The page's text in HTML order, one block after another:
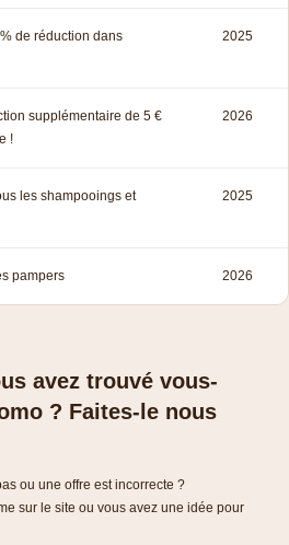
de réduction dans
2025
supplémentaire de 5 €
!
2026
les shampooings et
2025
pampers 2026
avez trouvé vous-
? Faites-le nous
ou une offre est incorrecte ?
sur le site ou vous avez une idée pour